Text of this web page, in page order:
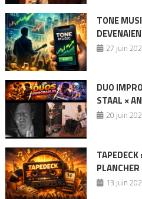
TONE
27 juin
DUO
STAAL ×
20 juin
13 juin